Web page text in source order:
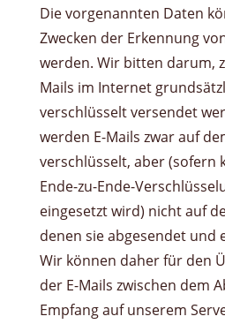
Die vorgenannten Daten
Zwecken der Erkennung
werden. Wir bitten darum,
Mails im Internet
verschlüsselt versendet
werden E-Mails zwar auf
verschlüsselt, aber (sofern
Ende-zu-Ende-
eingesetzt wird) nicht auf
denen sie abgesendet und
Wir können daher für den
der E-Mails zwischen dem
Empfang auf unserem